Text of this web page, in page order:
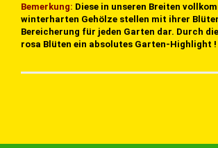
Bemerkung: Diese in unseren Breiten
winterharten Gehölze stellen mit ihrer
Bereicherung für jeden Garten dar. Durch
rosa Blüten ein absolutes Garten-Highlight !